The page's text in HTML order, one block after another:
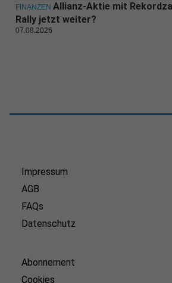
FINANZEN Allianz-Aktie mit
Rally jetzt weiter?
07.08.2026
Impressum
AGB
FAQs
Datenschutz
Abonnement
Cookies